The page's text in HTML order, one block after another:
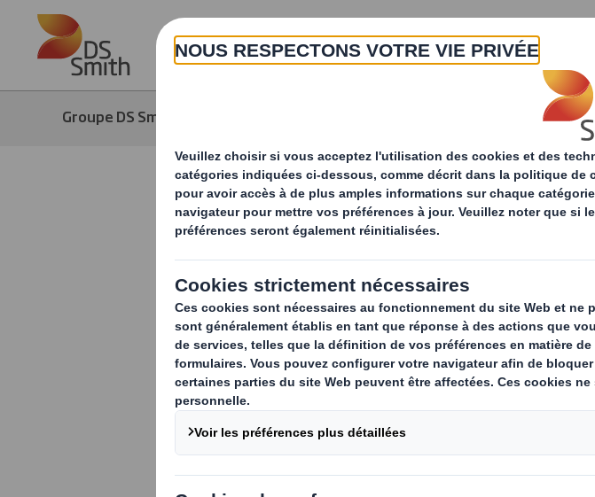
Skip to main content
A propos
Groupe DS Smith Les enjeux
Les enjeux
multilatéralisme à
Peut-on encore parler de
communauté internationale
économiques fréquents des